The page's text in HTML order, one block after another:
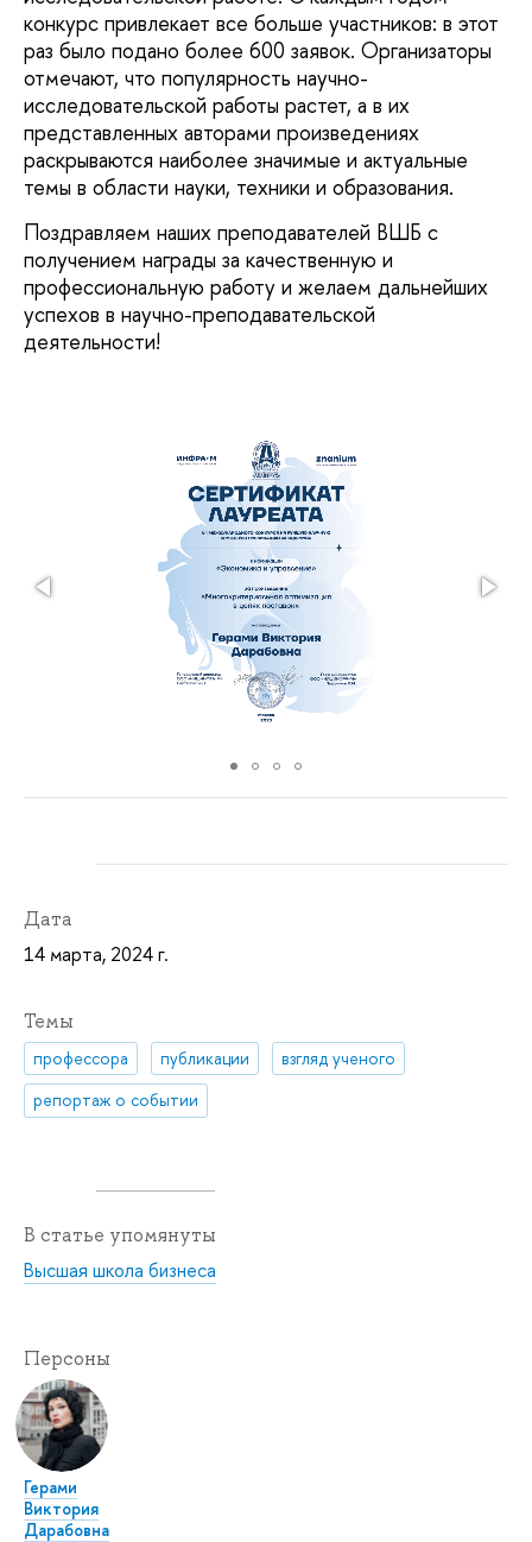
конкурс привлекает все больше участников: в этот
раз было подано более 600 заявок. Организаторы
отмечают, что популярность научно-
исследовательской работы растет, а в их
представленных авторами произведениях
раскрываются наиболее значимые и актуальные
темы в области науки, техники и образования.
Поздравляем наших преподавателей ВШБ с
получением награды за качественную и
профессиональную работу и желаем дальнейших
успехов в научно-преподавательской
деятельности!
Дата
14 марта, 2024 г.
Темы
профессора публикации
взгляд ученого
репортаж о событии
В статье упомянуты
Высшая школа бизнеса
Персоны
Герами
Виктория
Дарабовна